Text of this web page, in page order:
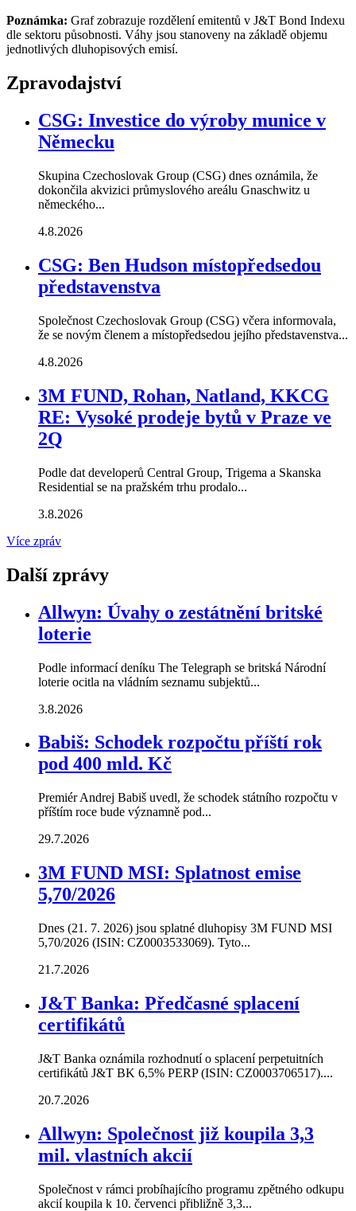
Poznámka: Graf zobrazuje rozdělení emitentů v J&T Bond Indexu
dle sektoru působnosti. Váhy jsou stanoveny na základě objemu
jednotlivých dluhopisových emisí.
Zpravodajství
CSG: Investice do výroby munice v
Německu
Skupina Czechoslovak Group (CSG) dnes oznámila, že
dokončila akvizici průmyslového areálu Gnaschwitz u
německého...
4.8.2026
CSG: Ben Hudson místopředsedou
představenstva
Společnost Czechoslovak Group (CSG) včera informovala,
že se novým členem a místopředsedou jejího představenstva...
4.8.2026
3M FUND, Rohan, Natland, KKCG
RE: Vysoké prodeje bytů v Praze ve
2Q
Podle dat developerů Central Group, Trigema a Skanska
Residential se na pražském trhu prodalo...
3.8.2026
Více zpráv
Další zprávy
Allwyn: Úvahy o zestátnění britské
loterie
Podle informací deníku The Telegraph se britská Národní
loterie ocitla na vládním seznamu subjektů...
3.8.2026
Babiš: Schodek rozpočtu příští rok
pod 400 mld. Kč
Premiér Andrej Babiš uvedl, že schodek státního rozpočtu v
příštím roce bude významně pod...
29.7.2026
3M FUND MSI: Splatnost emise
5,70/2026
Dnes (21. 7. 2026) jsou splatné dluhopisy 3M FUND MSI
5,70/2026 (ISIN: CZ0003533069). Tyto...
21.7.2026
J&T Banka: Předčasné splacení
certifikátů
J&T Banka oznámila rozhodnutí o splacení perpetuitních
certifikátů J&T BK 6,5% PERP (ISIN: CZ0003706517)....
20.7.2026
Allwyn: Společnost již koupila 3,3
mil. vlastních akcií
Společnost v rámci probíhajícího programu zpětného odkupu
akcií koupila k 10. červenci přibližně 3,3...